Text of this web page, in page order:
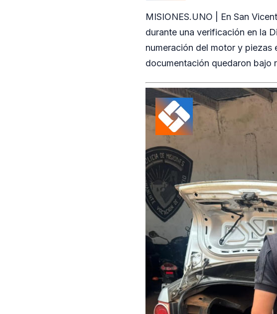
MISIONES.UNO | En San
durante una verificación en la
numeración del motor y piezas
documentación quedaron bajo